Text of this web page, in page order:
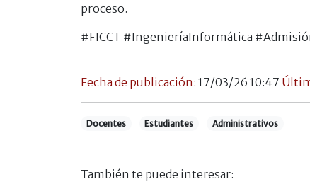
proceso.
#FICCT #IngenieríaInformática
Fecha de publicación: 17/03/26 10:47
Docentes Estudiantes Administrativos
También te puede interesar: